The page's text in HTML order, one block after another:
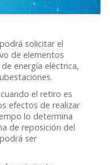
solicitar el
de elementos
energía eléctrica,
el retiro es
efectos de realizar
lo determina
de reposición del
ser